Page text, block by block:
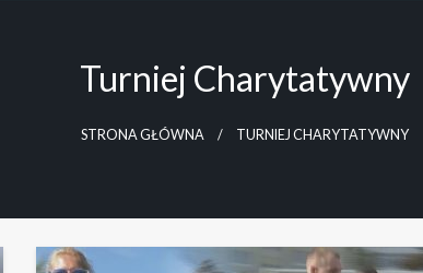
Turniej Charytatywny
STRONA GŁÓWNA TURNIEJ CHARYTATYWNY